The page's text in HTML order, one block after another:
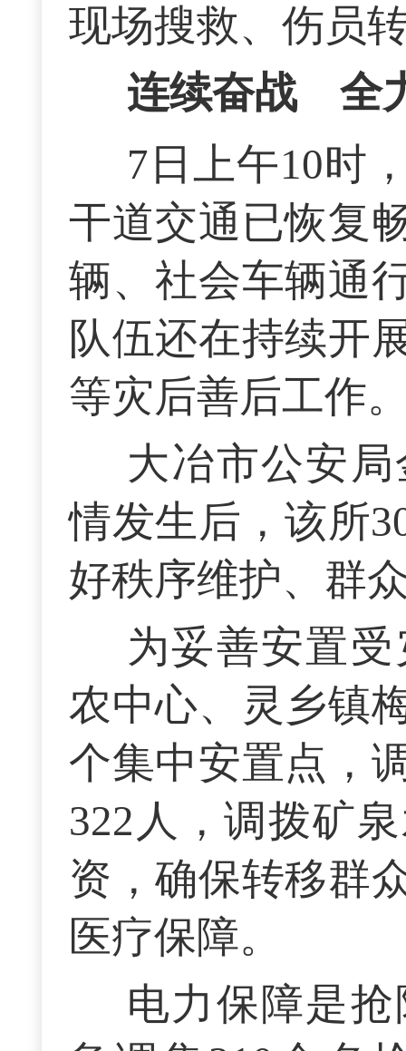
现场搜救、伤员
连续奋战 全
7日上午10时
干道交通已恢复
辆、社会车辆通
队伍还在持续开
等灾后善后工作
大冶市公安
情发生后，该所
好秩序维护、群
为妥善安置
农中心、灵乡镇
个集中安置点，
322人，调拨矿
资，确保转移群
医疗保障。
电力保障是